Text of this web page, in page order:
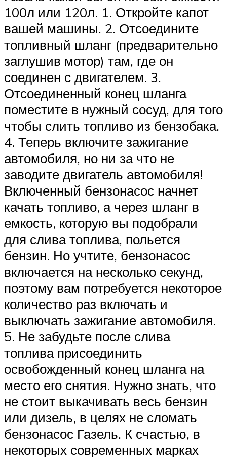
100л или 120л. 1. Откройте капот
вашей машины. 2. Отсоедините
топливный шланг (предварительно
заглушив мотор) там, где он
соединен с двигателем. 3.
Отсоединенный конец шланга
поместите в нужный сосуд, для того
чтобы слить топливо из бензобака.
4. Теперь включите зажигание
автомобиля, но ни за что не
заводите двигатель автомобиля!
Включенный бензонасос начнет
качать топливо, а через шланг в
емкость, которую вы подобрали
для слива топлива, польется
бензин. Но учтите, бензонасос
включается на несколько секунд,
поэтому вам потребуется некоторое
количество раз включать и
выключать зажигание автомобиля.
5. Не забудьте после слива
топлива присоединить
освобожденный конец шланга на
место его снятия. Нужно знать, что
не стоит выкачивать весь бензин
или дизель, в целях не сломать
бензонасос Газель. К счастью, в
некоторых современных марках